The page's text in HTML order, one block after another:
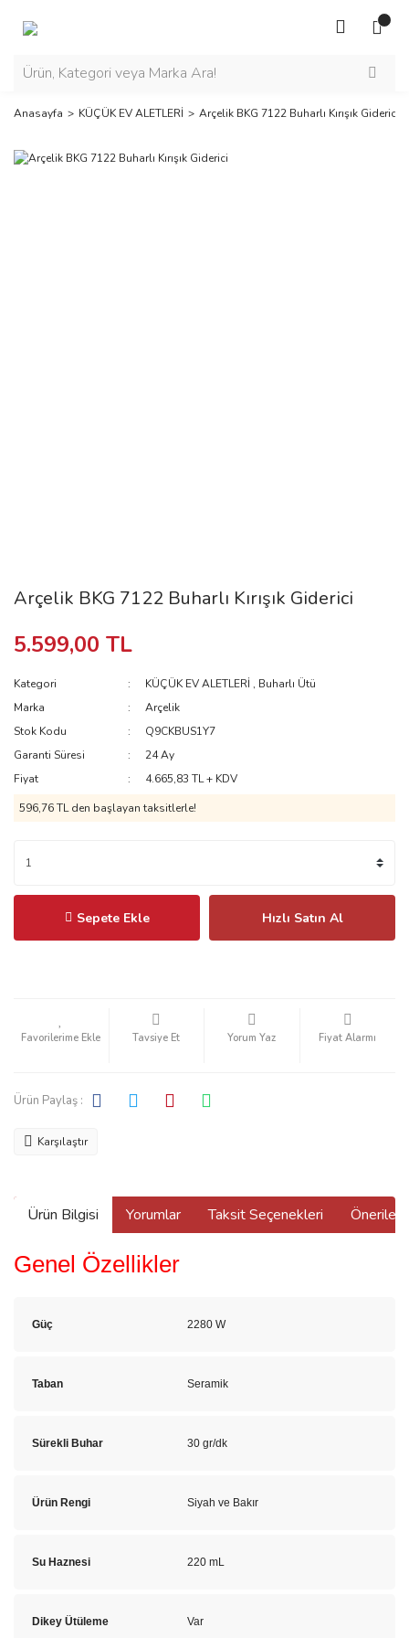
Anasayfa KÜÇÜK EV ALETLERİ Arçelik BKG 7122 Buharlı Kırışık Giderici
Arçelik BKG 7122 Buharlı Kırışık Giderici
5.599,00 TL
Kategori KÜÇÜK EV ALETLERİ , Buharlı Ütü
Marka
Arçelik
Stok Kodu
Q9CKBUS1Y7
Garanti Süresi
24 Ay
Fiyat
4.665,83 TL + KDV
596,76 TLden başlayan taksitlerle!
Sepete Ekle Hızlı Satın Al
Tavsiye Et Yorum Yaz Fiyat Alarmı
Ürün Paylaş :
Karşılaştır
Ürün Bilgisi Yorumlar Taksit Seçenekleri
Genel Özellikler
Güç 2280 W
Taban Seramik
Sürekli Buhar 30 gr/dk
Ürün Rengi Siyah ve Bakır
Su Haznesi 220 mL
Dikey Ütüleme Var